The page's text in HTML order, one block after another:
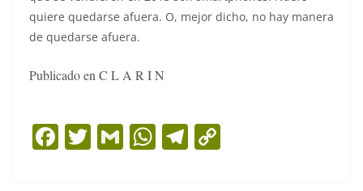
quiere quedarse afuera. O, mejor dicho, no hay manera
de quedarse afuera.
Publicado en C L A R I N
F T G W T